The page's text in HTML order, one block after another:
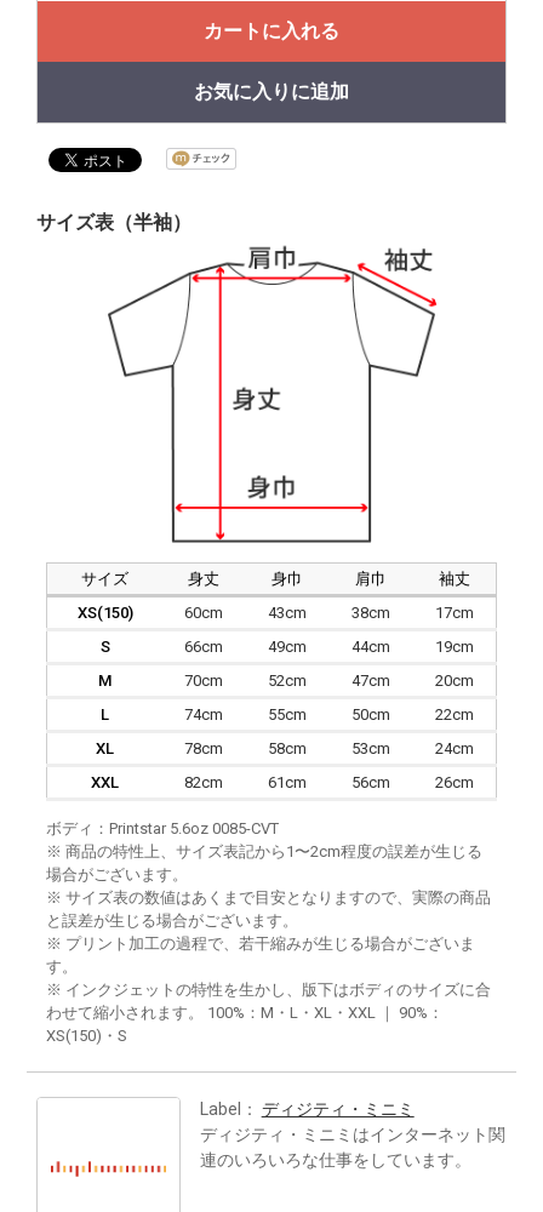
カートに入れる
お気に入りに追加
サイズ表（半袖）
サイズ 身丈 身巾 肩巾
袖丈
XS(150)
60cm 43cm 38cm
17cm
S
66cm 49cm 44cm
19cm
M
70cm 52cm 47cm
20cm
L
74cm 55cm 50cm
22cm
XL
78cm 58cm 53cm
24cm
XXL
82cm 61cm 56cm 26cm
ボディ：Printstar 5.6oz 0085-CVT
※ 商品の特性上、サイズ表記から1〜2cm程度の誤差が生じる
場合がございます。
※ サイズ表の数値はあくまで目安となりますので、実際の商品
と誤差が生じる場合がございます。
※ プリント加工の過程で、若干縮みが生じる場合がございま
す。
※ インクジェットの特性を生かし、版下はボディのサイズに合
わせて縮小されます。 100%：M・L・XL・XXL ｜ 90%：
XS(150)・S
Label： ディジティ・ミニミ
ディジティ・ミニミはインターネット関
連のいろいろな仕事をしています。